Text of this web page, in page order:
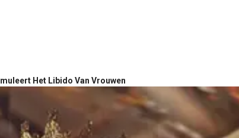
Het Libido Van Vrouwen